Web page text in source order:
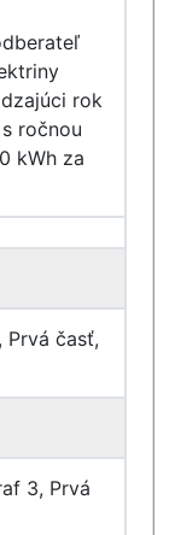
rok
ročnou
kWh za
Prvá časť,
3, Prvá